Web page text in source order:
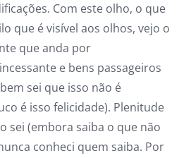
Com este olho, o que
que é visível aos olhos, vejo o
que anda por
e bens passageiros
sei que isso não é
é isso felicidade). Plenitude
sei (embora saiba o que não
conheci quem saiba. Por